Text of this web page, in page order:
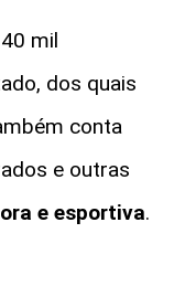
mil
dos quais
conta
e outras
e esportiva.